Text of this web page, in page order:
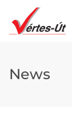
News